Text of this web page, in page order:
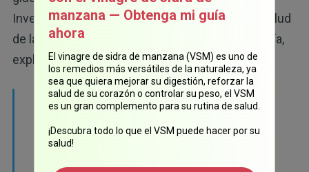
Investigadores del Instituto de Ciencias de la Salud
de la Universidad Medipol de Estambul en Turquía,
explicaron lo siguiente:22
“La canela tiene características similares a la
biológicamente activas que estimulan el
manzana — Obtenga mi guía
ahora
El vinagre de sidra de manzana (VSM) es uno de
los remedios más versátiles de la naturaleza, ya
sea que quiera mejorar su digestión, reforzar la
salud de su corazón o controlar su peso, el VSM
es un gran complemento para su rutina de salud.
¡Descubra todo lo que el VSM puede hacer por su
salud!